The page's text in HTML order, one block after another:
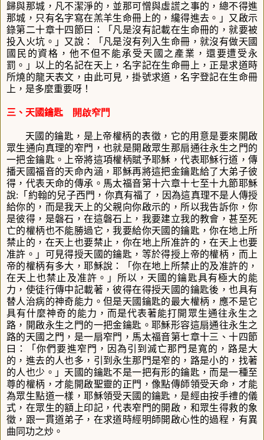
歸與那城，凡不潔淨的，並那可憎與虛謊之事的，總不得進
那城，只有名字寫在羔羊生命冊上的，纔得進去。 」又啟示
錄第二十章十四節曰：
「凡是沒有記載在生命冊的，就要被
投入火坑。 」又說 ：「凡是沒有列入生命冊，就沒有做天國
國民的資格，他不但不能承受天國之產業，還要遭受永
罰。 」以上的名記在天上，名字記在生命冊上，正是求道時
所燒的龍天表文，由此可見，掛號求道，名字登記在生命冊
上，是多麼重要呀！
三、天國鑰匙 開啟窄門
天國的鑰匙，是上帝權柄的表徵，它的用意是要來開啟
眾生通向真理的窄門，也就是開啟眾生那扇通往永生之門的
一把金鑰匙。上帝將這項權柄賦予耶穌，代表耶穌行道，傳
播天國福音的天命內涵，耶穌再將這把金鑰匙給了大弟子彼
得，代表天命的傳承。馬太福音第十六章十七至十九節耶穌
說: 「約翰的兒子西門，你真有福了，因為這真理不是人傳授
給你的，而是我天上的父親向你啟示的，所以我告訴你，你
是彼得，是磐石，在這磐石上，我要建立我的教會，甚至死
亡的權柄也不能勝過它，我要給你天國的鑰匙，你在地上所
禁止的，在天上也要禁止，你在地上所准許的，在天上也要
准許。 」可見得授天國的鑰匙，等於得授上帝的權柄，而上
帝的權柄有多大，耶穌說：「你在地上所禁止的及准許的，
在天上也禁止及准許。」所以，天國的鑰匙具有極大的能
力，使徒行傳中記載著，彼得在得授天國的鑰匙後，也具有
替人治病的神奇能力。但是天國鑰匙的最大權柄，應不是它
具有什麼神奇的能力，而是代表著能打開眾生通往永生之
路，開啟永生之門的一把金鑰匙。耶穌形容這扇通往永生之
路的天國之門，是一扇窄門，馬太福音第七章十三、十四節
曰：「你們要進窄門，因為引到滅亡那門是寬的，路是大
的，進去的人也多，引到永生那門是窄的，路是小的，找著
的人也少。」天國的鑰匙不是一把有形的鑰匙，而是一種至
尊的權柄，才能開啟聖靈的正門，像點傳師領受天命，才能
為眾生點道一樣，耶穌領受天國的鑰匙，是經由按手禮的儀
式，在眾生的額上印記，代表窄門的開啟，和眾生得救的象
徵，跟一貫道弟子，在求道時經明師開啟心性的過程，有異
曲同功之炒。